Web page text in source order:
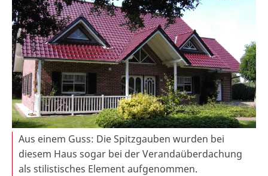
Aus einem Guss: Die Spitzgauben wurden bei
diesem Haus sogar bei der Verandaüberdachung
als stilistisches Element aufgenommen.